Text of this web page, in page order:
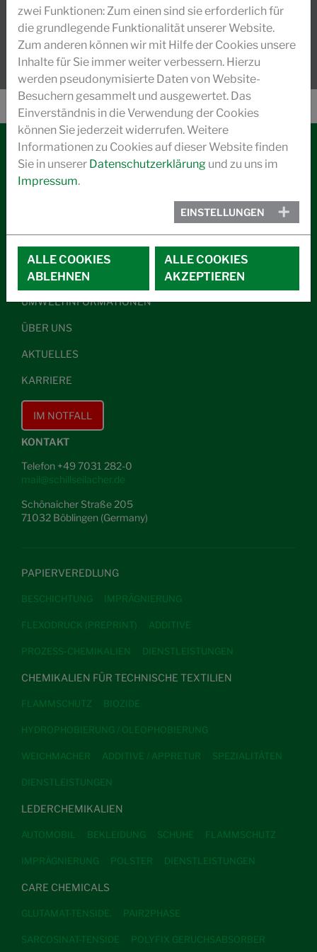
MEHR LESEN
KONTAKT
ALLGEMEINE GESCHÄFTSBEDINGUNGEN
CODE OF CONDUCT
UMWELTINFORMATIONEN
ÜBER UNS
AKTUELLES
KARRIERE
IM NOTFALL
KONTAKT
Telefon +49 7031 282-0
mail@schillseilacher.de
Schönaicher Straße 205
71032 Böblingen (Germany)
PAPIERVEREDLUNG
BESCHICHTUNG IMPRÄGNIERUNG
FLEXODRUCK (PREPRINT) ADDITIVE
PROZESS-CHEMIKALIEN DIENSTLEISTUNGEN
CHEMIKALIEN FÜR TECHNISCHE TEXTILIEN
FLAMMSCHUTZ BIOZIDE
HYDROPHOBIERUNG / OLEOPHOBIERUNG
WEICHMACHER ADDITIVE / APPRETUR SPEZIALITÄTEN
DIENSTLEISTUNGEN
LEDERCHEMIKALIEN
AUTOMOBIL BEKLEIDUNG SCHUHE FLAMMSCHUTZ
IMPRÄGNIERUNG POLSTER DIENSTLEISTUNGEN
CARE CHEMICALS
GLUTAMAT-TENSIDE. PAIR2PHASE
SARCOSINAT-TENSIDE POLYFIX GERUCHSABSORBER
zwei Funktionen: Zum einen sind sie erforderlich für
die grundlegende Funktionalität unserer Website.
Zum anderen können wir mit Hilfe der Cookies unsere
Inhalte für Sie immer weiter verbessern. Hierzu
werden pseudonymisierte Daten von Website-
Besuchern gesammelt und ausgewertet. Das
Einverständnis in die Verwendung der Cookies
können Sie jederzeit widerrufen. Weitere
Informationen zu Cookies auf dieser Website finden
Sie in unserer Datenschutzerklärung und zu uns im
Impressum.
EINSTELLUNGEN
ALLE COOKIES
ABLEHNEN
ALLE COOKIES
AKZEPTIEREN